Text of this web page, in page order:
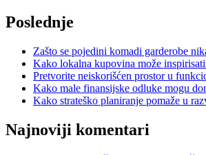
Poslednje
Zašto se pojedini komadi garderobe
Kako lokalna kupovina može
Pretvorite neiskorišćen prostor u
Kako male finansijske odluke mogu
Kako strateško planiranje pomaže u
Najnoviji komentari